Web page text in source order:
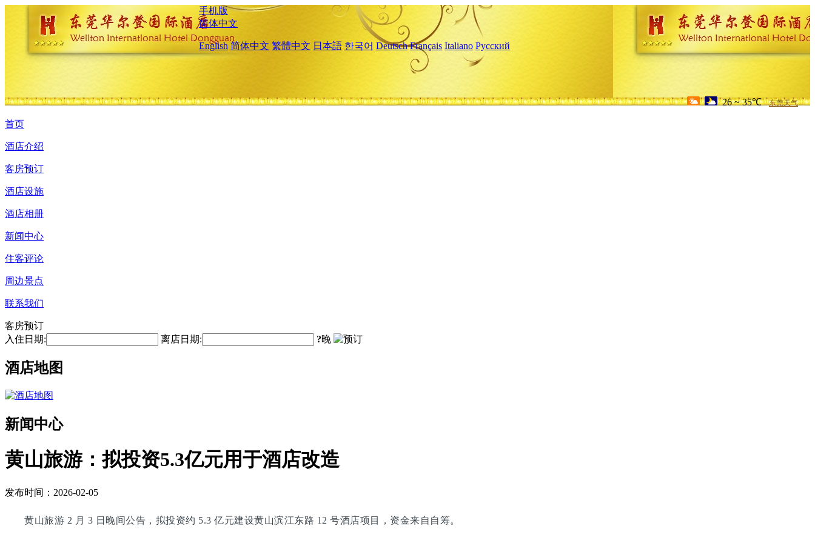
手机版
简体中文
English 简体中文 繁體中文 日本語 한국어 Deutsch Français Italiano Русский
26 ~ 35℃ 东莞天气
首页
酒店介绍
客房预订
酒店设施
酒店相册
新闻中心
住客评论
周边景点
联系我们
客房预订
入住日期:
离店日期: ?晚
酒店地图
新闻中心
黄山旅游：拟投资5.3亿元用于酒店改造
发布时间：2026-02-05
黄山旅游 2 月 3 日晚间公告，拟投资约 5.3 亿元建设黄山滨江东路 12 号酒店项目，资金来自自筹。